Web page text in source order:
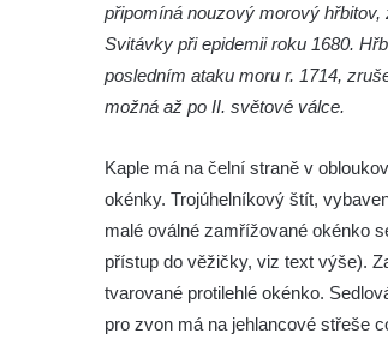
roušky pot z tváře
Křížová cesta Římov – XIX. kaple
kříž nesoucí potkává Pannu Marii
Křížová cesta Římov – XVII. kaple
Pilát
Křížová cesta Římov – XVI. kaple
Herodesa
Křížová cesta Římov – XV. kaple
připomíná nouzový morový
Svitávky při epidemii roku 1680.
posledním ataku moru r. 1714,
možná až po II. světové válce.
Kaple má na čelní straně v
okénky. Trojúhelníkový štít,
malé oválné zamřížované okénko
přístup do věžičky, viz text výše).
tvarované protilehlé okénko.
pro zvon má na jehlancové střeše